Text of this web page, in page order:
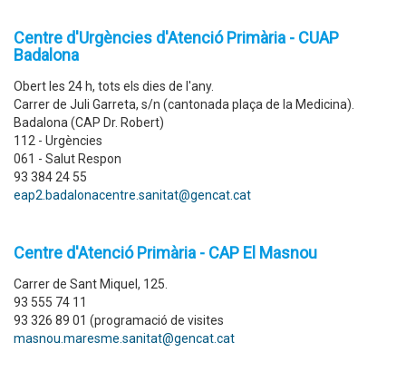
Centre d'Urgències d'Atenció Primària - CUAP
Badalona
Obert les 24 h, tots els dies de l'any.
Carrer de Juli Garreta, s/n (cantonada plaça de la Medicina).
Badalona (CAP Dr. Robert)
112 - Urgències
061 - Salut Respon
93 384 24 55
eap2.badalonacentre.sanitat@gencat.cat
Centre d'Atenció Primària - CAP El Masnou
Carrer de Sant Miquel, 125.
93 555 74 11
93 326 89 01 (programació de visites
masnou.maresme.sanitat@gencat.cat